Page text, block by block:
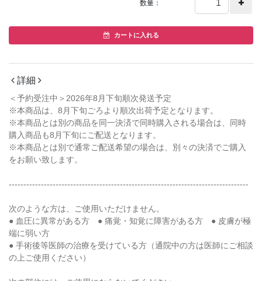
カートに入れる
詳細
＜予約受注中＞2026年8月下旬順次発送予定
※本商品は、8月下旬ごろより順次出荷予定となります。
※本商品とは別の商品を同一決済で同時購入される場合は、同時
購入商品も8月下旬にご配送となります。
※本商品とは別で通常ご配送希望の場合は、別々の決済でご購入
をお願い致します。
----------------------------------------------------------------------------------
次のような方は、ご使用いただけません。
● 血圧に異常がある方 ● 痛覚・知覚に障害がある方 ● 皮膚が極
端に弱い方
● 手術後等医師の治療を受けている方（通院中の方は医師にご相談
の上ご使用ください）